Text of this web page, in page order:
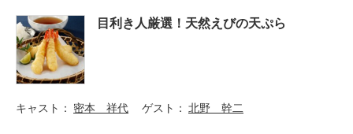
目利き人厳選！天然えびの天ぷら
キャスト 密本 祥代 ゲスト 北野 幹二